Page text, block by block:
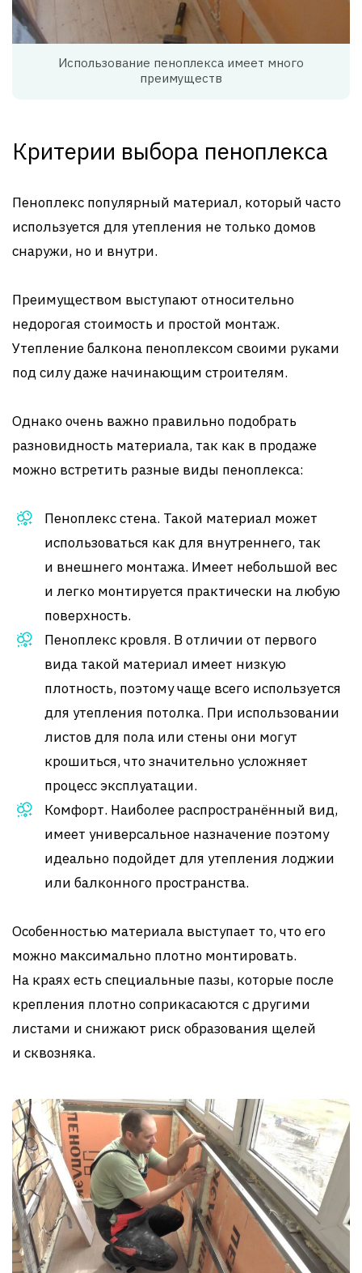
Использование пеноплекса имеет много
преимуществ
Критерии выбора пеноплекса
Пеноплекс популярный материал, который часто
используется для утепления не только домов
снаружи, но и внутри.
Преимуществом выступают относительно
недорогая стоимость и простой монтаж.
Утепление балкона пеноплексом своими руками
под силу даже начинающим строителям.
Однако очень важно правильно подобрать
разновидность материала, так как в продаже
можно встретить разные виды пеноплекса:
Пеноплекс стена. Такой материал может
использоваться как для внутреннего, так
и внешнего монтажа. Имеет небольшой вес
и легко монтируется практически на любую
поверхность.
Пеноплекс кровля. В отличии от первого
вида такой материал имеет низкую
плотность, поэтому чаще всего используется
для утепления потолка. При использовании
листов для пола или стены они могут
крошиться, что значительно усложняет
процесс эксплуатации.
Комфорт. Наиболее распространённый вид,
имеет универсальное назначение поэтому
идеально подойдет для утепления лоджии
или балконного пространства.
Особенностью материала выступает то, что его
можно максимально плотно монтировать.
На краях есть специальные пазы, которые после
крепления плотно соприкасаются с другими
листами и снижают риск образования щелей
и сквозняка.